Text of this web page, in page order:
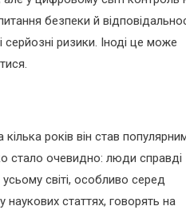
безпеки й
ризики. Іноді це може
років він став
стало очевидно: люди справді
світі, особливо серед
статтях, говорять на